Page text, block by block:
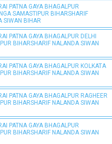
PATNA GAYA BHAGALPUR
SAMASTIPUR BIHARSHARIF
SIWAN BIHAR
PATNA GAYA BHAGALPUR DELHI
BIHARSHARIF NALANDA SIWAN
PATNA GAYA BHAGALPUR KOLKATA
BIHARSHARIF NALANDA SIWAN
PATNA GAYA BHAGALPUR RAGHEER
BIHARSHARIF NALANDA SIWAN
PATNA GAYA BHAGALPUR
BIHARSHARIF NALANDA SIWAN